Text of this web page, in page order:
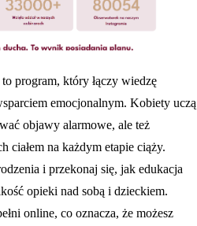
program, który łączy wiedzę
emocjonalnym. Kobiety uczą
objawy alarmowe, ale też
ciałem na każdym etapie ciąży.
i przekonaj się, jak edukacja
opieki nad sobą i dzieckiem.
online, co oznacza, że możesz